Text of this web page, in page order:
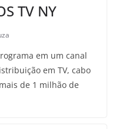
TV NY
em um canal
em TV, cabo
de 1 milhão de